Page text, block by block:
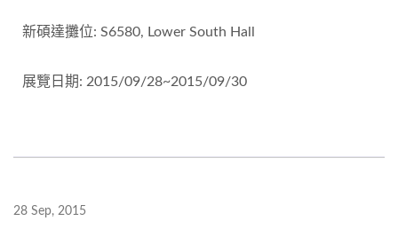
新碩達攤位: S6580, Lower South Hall
展覽日期: 2015/09/28~2015/09/30
28 Sep, 2015